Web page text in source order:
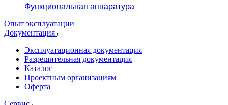
Функциональная аппаратура
Опыт эксплуатации
Документация
Эксплуатационная документация
Разрешительная документация
Каталог
Проектным организациям
Оферта